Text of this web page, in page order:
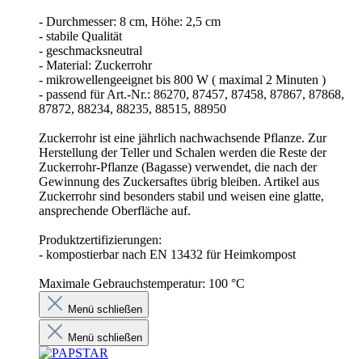
- Durchmesser: 8 cm, Höhe: 2,5 cm
- stabile Qualität
- geschmacksneutral
- Material: Zuckerrohr
- mikrowellengeeignet bis 800 W ( maximal 2 Minuten )
- passend für Art.-Nr.: 86270, 87457, 87458, 87867, 87868,
87872, 88234, 88235, 88515, 88950
Zuckerrohr ist eine jährlich nachwachsende Pflanze. Zur
Herstellung der Teller und Schalen werden die Reste der
Zuckerrohr-Pflanze (Bagasse) verwendet, die nach der
Gewinnung des Zuckersaftes übrig bleiben. Artikel aus
Zuckerrohr sind besonders stabil und weisen eine glatte,
ansprechende Oberfläche auf.
Produktzertifizierungen:
- kompostierbar nach EN 13432 für Heimkompost
Maximale Gebrauchstemperatur: 100 °C
Menü schließen
Menü schließen